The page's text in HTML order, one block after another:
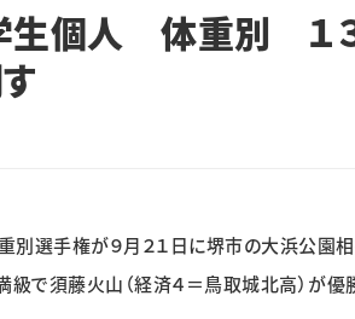
個人 体重別 １３
選手権が９月２１日に堺市の大浜公園相
級で須藤火山（経済４＝鳥取城北高）が優